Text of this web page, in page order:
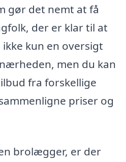
gør det nemt at få
der er klar til at
kun en oversigt
men du kan
fra forskellige
priser og
brolægger, er der